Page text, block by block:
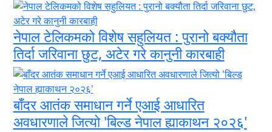
नेपाल टेलिकमको विशेष सहुलियत : पुरानो बक्यौता
तिर्दा जरिवाना छुट, अटेर गरे कानुनी कारबाही
बाँदर आतंक समाधान गर्ने एआई आधारित
अवधारणाले जित्यो 'बिल्ड नेपाल ह्याकाथन २०२६'